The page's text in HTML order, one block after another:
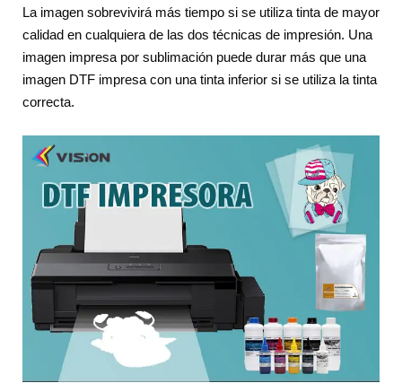
La imagen sobrevivirá más tiempo si se utiliza tinta de mayor
calidad en cualquiera de las dos técnicas de impresión. Una
imagen impresa por sublimación puede durar más que una
imagen DTF impresa con una tinta inferior si se utiliza la tinta
correcta.